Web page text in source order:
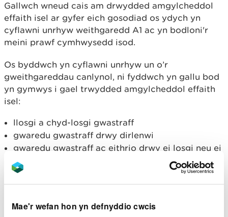
Mae'r wefan hon yn defnyddio cwcis
Gallwch wneud cais am drwydded amgylcheddol
effaith isel ar gyfer eich gosodiad os ydych yn
cyflawni unrhyw weithgaredd A1 ac yn bodloni'r
meini prawf cymhwysedd isod.
Os byddwch yn cyflawni unrhyw un o’r
gweithgareddau canlynol, ni fyddwch yn gallu bod
yn gymwys i gael trwydded amgylcheddol effaith
isel:
llosgi a chyd-losgi gwastraff
gwaredu gwastraff drwy dirlenwi
gwaredu gwastraff ac eithrio drwy ei losgi neu ei
adfer gwastraff